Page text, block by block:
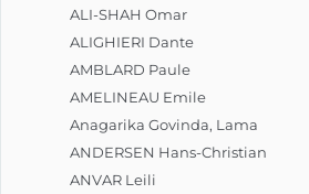
ALI-SHAH Omar
ALIGHIERI Dante
AMBLARD Paule
AMELINEAU Emile
Anagarika Govinda, Lama
ANDERSEN Hans-Christian
ANVAR Leili